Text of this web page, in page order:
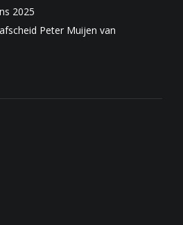
2025
Peter Muijen van